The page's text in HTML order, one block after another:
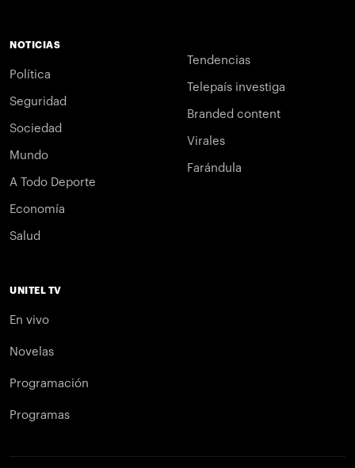
NOTICIAS
Política
Seguridad
Sociedad
Mundo
A Todo Deporte
Economía
Salud
Tendencias
Telepaís investiga
Branded content
Virales
Farándula
UNITEL TV
En vivo
Novelas
Programación
Programas